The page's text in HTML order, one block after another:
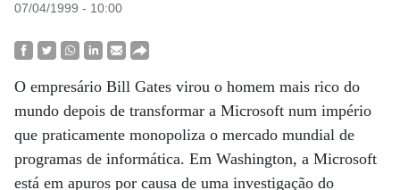
07/04/1999 - 10:00
O empresário Bill Gates virou o homem mais rico do
mundo depois de transformar a Microsoft num império
que praticamente monopoliza o mercado mundial de
programas de informática. Em Washington, a Microsoft
está em apuros por causa de uma investigação do